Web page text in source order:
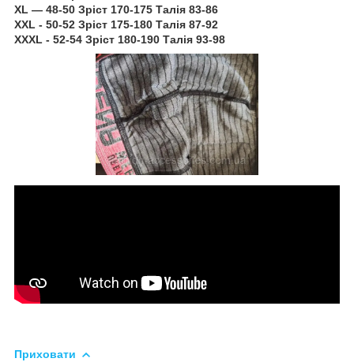
XL — 48-50 Зріст 170-175 Талія 83-86
XXL - 50-52 Зріст 175-180 Талія 87-92
XXXL - 52-54 Зріст 180-190 Талія 93-98
Приховати